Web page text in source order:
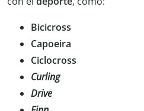
Bicicross
Capoeira
Ciclocross
Curling
Drive